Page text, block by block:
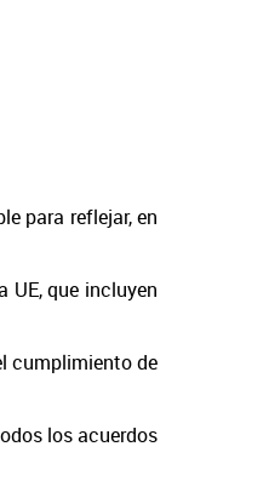
para reflejar, en
UE, que incluyen
cumplimiento de
los acuerdos